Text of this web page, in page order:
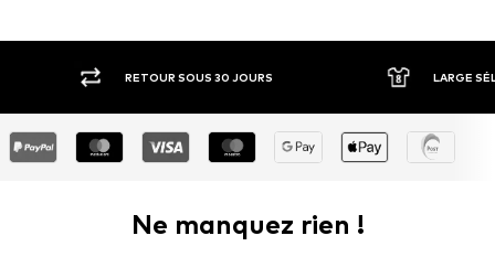
RETOUR SOUS 30 JOURS LARGE
Ne manquez rien !